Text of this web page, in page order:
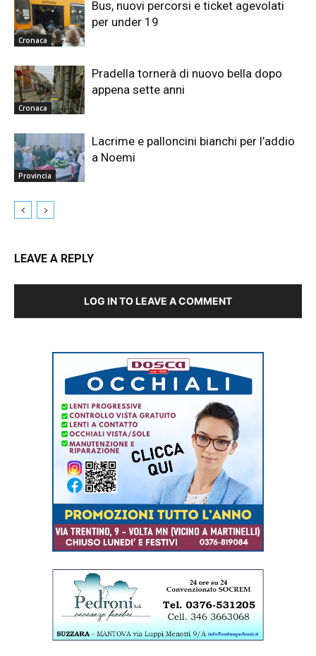
Cronaca
Bus, nuovi percorsi e ticket agevolati
per under 19
Cronaca
Pradella tornerà di nuovo bella dopo
appena sette anni
Provincia
Lacrime e palloncini bianchi per l’addio
a Noemi
LEAVE A REPLY
LOG IN TO LEAVE A COMMENT